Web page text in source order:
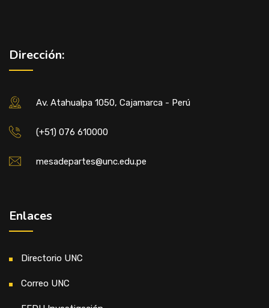
Dirección:
Av. Atahualpa 1050, Cajamarca - Perú
(+51) 076 610000
mesadepartes@unc.edu.pe
Enlaces
Directorio UNC
Correo UNC